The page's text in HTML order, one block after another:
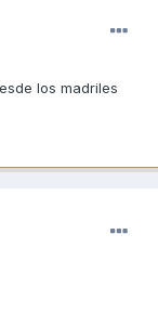
los madriles